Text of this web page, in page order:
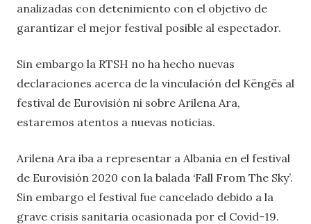
analizadas con detenimiento con el objetivo de
garantizar el mejor festival posible al espectador.
Sin embargo la RTSH no ha hecho nuevas
declaraciones acerca de la vinculación del Këngës al
festival de Eurovisión ni sobre Arilena Ara,
estaremos atentos a nuevas noticias.
Arilena Ara iba a representar a Albania en el festival
de Eurovisión 2020 con la balada ‘Fall From The Sky’.
Sin embargo el festival fue cancelado debido a la
grave crisis sanitaria ocasionada por el Covid-19.